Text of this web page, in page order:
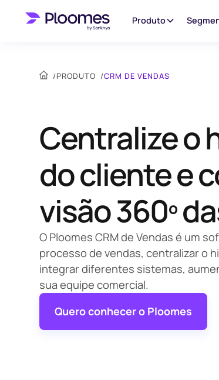
Produto
/PRODUTO /CRM DE VENDAS
Centralize o
do cliente e
visão 360º
O Ploomes CRM de Vendas é um
processo de vendas, centralizar o
integrar diferentes sistemas,
sua equipe comercial.
Quero conhecer o Ploomes